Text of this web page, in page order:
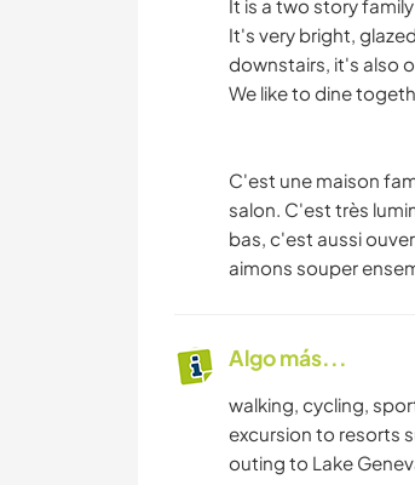
It is a two story
It's very bright,
downstairs, it's also
We like to dine
C'est une maison
salon. C'est très
bas, c'est aussi
aimons souper
Algo más...
walking, cycling,
excursion to resorts
outing to Lake